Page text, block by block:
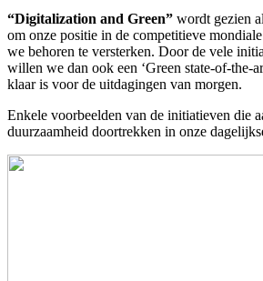
“Digitalization and Green” wordt gezien
om onze positie in de competitieve
we behoren te versterken. Door de vele
willen we dan ook een ‘Green state-of-the-
klaar is voor de uitdagingen van morgen.
Enkele voorbeelden van de initiatieven die
duurzaamheid doortrekken in onze